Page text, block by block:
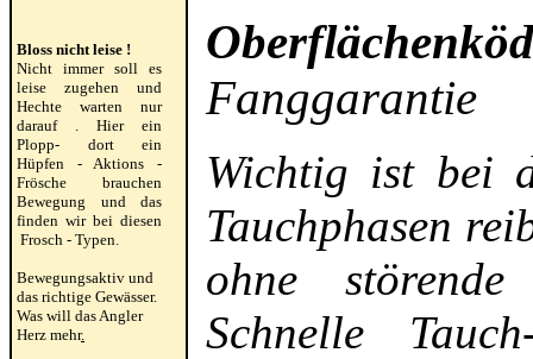
Bloss nicht leise !
Nicht immer soll es
leise zugehen und
Hechte warten nur
darauf . Hier ein
Plopp- dort ein
Hüpfen - Aktions -
Frösche brauchen
Bewegung und das
finden wir bei diesen
Frosch - Typen.
Bewegungsaktiv und
das richtige Gewässer.
Was will das Angler
Herz mehr.
Fanggarantie
Wichtig ist bei
Tauchphasen
ohne störende
Schnelle